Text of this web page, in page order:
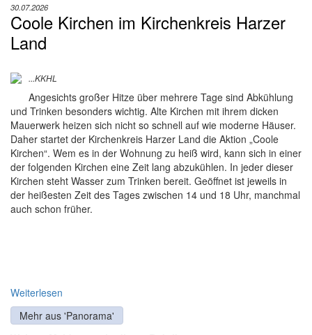
30.07.2026
Coole Kirchen im Kirchenkreis Harzer
Land
...KKHL
Angesichts großer Hitze über mehrere Tage sind Abkühlung
und Trinken besonders wichtig. Alte Kirchen mit ihrem dicken
Mauerwerk heizen sich nicht so schnell auf wie moderne Häuser.
Daher startet der Kirchenkreis Harzer Land die Aktion „Coole
Kirchen“. Wem es in der Wohnung zu heiß wird, kann sich in einer
der folgenden Kirchen eine Zeit lang abzukühlen. In jeder dieser
Kirchen steht Wasser zum Trinken bereit. Geöffnet ist jeweils in
der heißesten Zeit des Tages zwischen 14 und 18 Uhr, manchmal
auch schon früher.
Weiterlesen
Mehr aus 'Panorama'